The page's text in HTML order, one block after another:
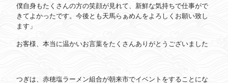
僕自身もたくさんの方の笑顔が見れて、新鮮な気持ちで仕事がで
きてよかったです。今後とも天馬らぁめんをよろしくお願い致し
ます」
お客様、本当に温かいお言葉をたくさんありがとうございました
つぎは、赤穂塩ラーメン組合が朝来市でイベントをすることにな